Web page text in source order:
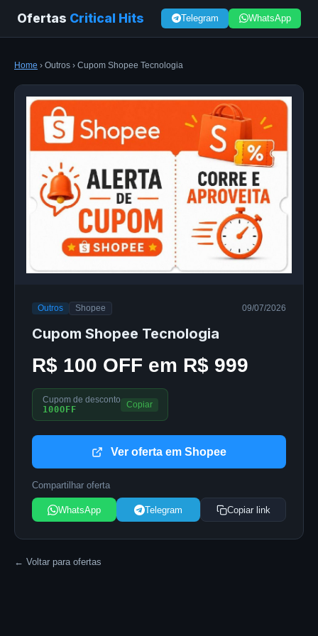
Ofertas Critical Hits Telegram WhatsApp
Home › Outros › Cupom Shopee Tecnologia
Outros Shopee 09/07/2026
Cupom Shopee Tecnologia
R$ 100 OFF em R$ 999
Cupom de desconto
100OFF
Copiar
Ver oferta em Shopee
Compartilhar oferta
WhatsApp Telegram Copiar link
← Voltar para ofertas